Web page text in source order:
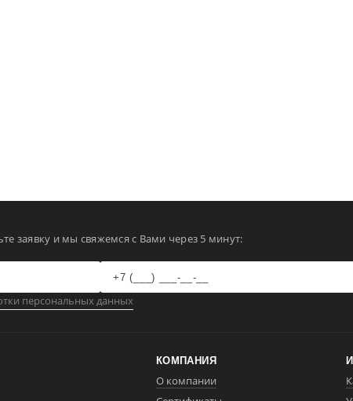
заявку и мы свяжемся с Вами через 5 минут:
персональных данных
КОМПАНИЯ
О компании